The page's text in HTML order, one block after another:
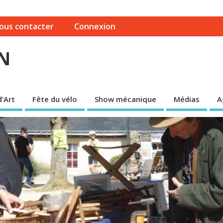
contacter Connexion
Fête du vélo Show mécanique Médias